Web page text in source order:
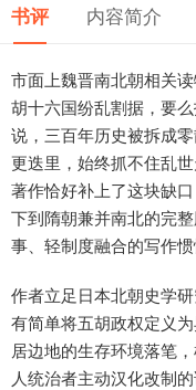
书评 内容简介
市面上魏晋南北朝相关
胡十六国纷乱割据，要
说，三百年历史被拆成
更迭里，始终抓不住乱
著作恰好补上了这块缺
下到隋朝兼并南北的完
事、轻制度融合的写作惯
作者立足日本北朝史学
有简单将五胡政权定义
居边地的生存环境落笔
人统治者主动汉化改制